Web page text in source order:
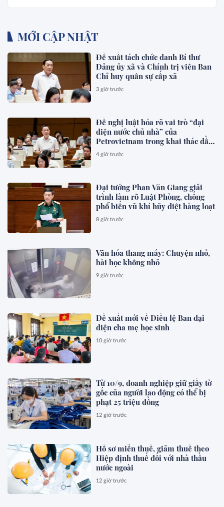
MỚI CẬP NHẬT
Đề xuất tách chức danh Bí thư
Đảng ủy xã và Chính trị viên Ban
Chỉ huy quân sự cấp xã
3 giờ trước
Đề nghị luật hóa rõ vai trò “đại
diện nước chủ nhà” của
Petrovietnam trong khai thác dầu
khí
4 giờ trước
Đại tướng Phan Văn Giang giải
trình làm rõ Luật Phòng, chống
phổ biến vũ khí hủy diệt hàng loạt
8 giờ trước
Văn hóa thang máy: Chuyện nhỏ,
bài học không nhỏ
9 giờ trước
Đề xuất mới về Điều lệ Ban đại
diện cha mẹ học sinh
10 giờ trước
Từ 10/9, doanh nghiệp giữ giấy tờ
gốc của người lao động có thể bị
phạt 25 triệu đồng
12 giờ trước
Hồ sơ miễn thuế, giảm thuế theo
Hiệp định thuế đối với nhà thầu
nước ngoài
12 giờ trước